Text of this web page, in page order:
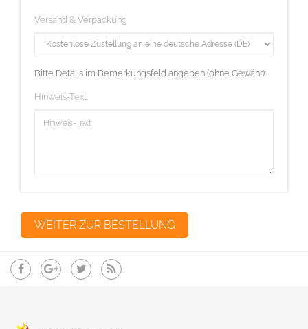
Versand & Verpackung
Bitte Details im Bemerkungsfeld angeben (ohne Gewähr):
Hinweis-Text